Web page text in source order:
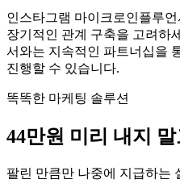
인스타그램 마이크로인플루언
장기적인 관계 구축을 고려하
서와는 지속적인 파트너십을
진행할 수 있습니다.
똑똑한 마케팅 솔루션
44만원 미리 내지
팔린 만큼만 나중에 지급하는